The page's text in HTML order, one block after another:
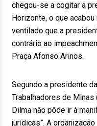
chegou-se a cogitar a
Horizonte, o que
ventilado que a
contrário ao
Praça Afonso Arinos.
Segundo a presidente
Trabalhadores de Minas
Dilma não pôde ir à
jurídicas”. A